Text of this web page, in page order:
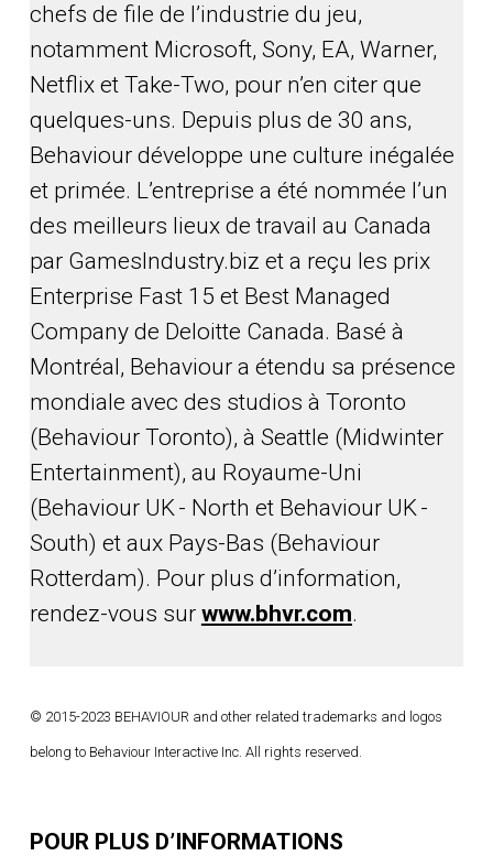
chefs de file de l’industrie du jeu,
notamment Microsoft, Sony, EA, Warner,
Netflix et Take-Two, pour n’en citer que
quelques-uns. Depuis plus de 30 ans,
Behaviour développe une culture inégalée
et primée. L’entreprise a été nommée l’un
des meilleurs lieux de travail au Canada
par GamesIndustry.biz et a reçu les prix
Enterprise Fast 15 et Best Managed
Company de Deloitte Canada. Basé à
Montréal, Behaviour a étendu sa présence
mondiale avec des studios à Toronto
(Behaviour Toronto), à Seattle (Midwinter
Entertainment), au Royaume-Uni
(Behaviour UK - North et Behaviour UK -
South) et aux Pays-Bas (Behaviour
Rotterdam). Pour plus d’information,
rendez-vous sur www.bhvr.com.
© 2015-2023 BEHAVIOUR and other related trademarks and logos
belong to Behaviour Interactive Inc. All rights reserved.
POUR PLUS D’INFORMATIONS